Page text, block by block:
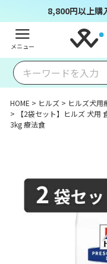
8,800円以上購
メニュー
HOME ヒルズ ヒルズ犬用
【2袋セット】ヒルズ 犬
3kg 療法食